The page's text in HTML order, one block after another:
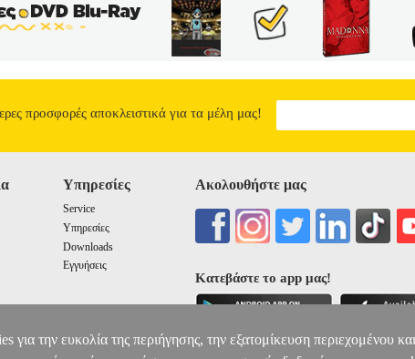
προσφορές αποκλειστικά για τα μέλη μας!
Υπηρεσίες
Service
Υπηρεσίες
Downloads
Εγγυήσεις
Ακολουθήστε μας
Κατεβάστε το app μας!
για την ευκολία της περιήγησης, την εξατομίκευση περιεχομένου